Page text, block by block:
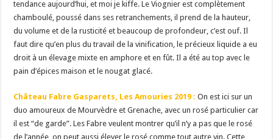
tendance aujourd’hui, et moi je kiffe. Le Viognier est complètement
chamboulé, poussé dans ses retranchements, il prend de la hauteur,
du volume et de la rusticité et beaucoup de profondeur, c’est ouf. Il
faut dire qu’en plus du travail de la vinification, le précieux liquide a eu
droit à un élevage mixte en amphore et en fût. Il a été au top avec le
pain d’épices maison et le nougat glacé.
Château Fabre Gasparets, Les Amouries 2019 : On est ici sur un
duo amoureux de Mourvèdre et Grenache, avec un rosé particulier car
il est “de garde”. Les Fabre veulent montrer qu’il n’y a pas que le rosé
de l’année, on peut aussi élever le rosé comme tout autre vin. Cette